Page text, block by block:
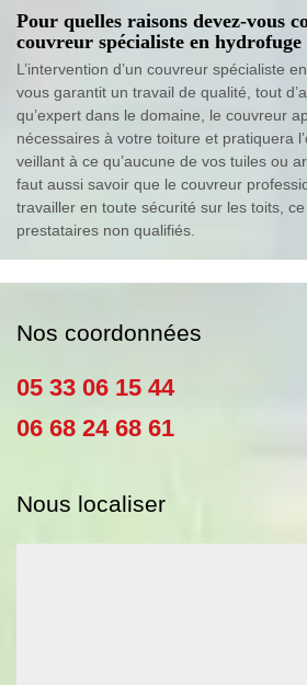
Pour quelles raisons devez-vous
couvreur spécialiste en
L’intervention d’un couvreur spécialiste
vous garantit un travail de qualité, tout
qu’expert dans le domaine, le couvreur
nécessaires à votre toiture et pratiquera
veillant à ce qu’aucune de vos tuiles ou
faut aussi savoir que le couvreur
travailler en toute sécurité sur les toits,
prestataires non qualifiés.
Nos coordonnées
05 33 06 15 44
06 68 24 68 61
Nous localiser